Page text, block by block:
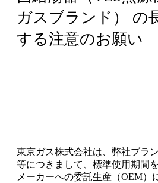
ガスブランド） の
する注意のお願い
東京ガス株式会社は、弊社ブラ
等につきまして、標準使用期間
メーカーへの委託生産（OEM）